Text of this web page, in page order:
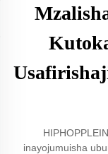
inayojumuisha